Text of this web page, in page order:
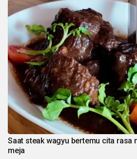
Saat steak wagyu bertemu cita rasa
meja